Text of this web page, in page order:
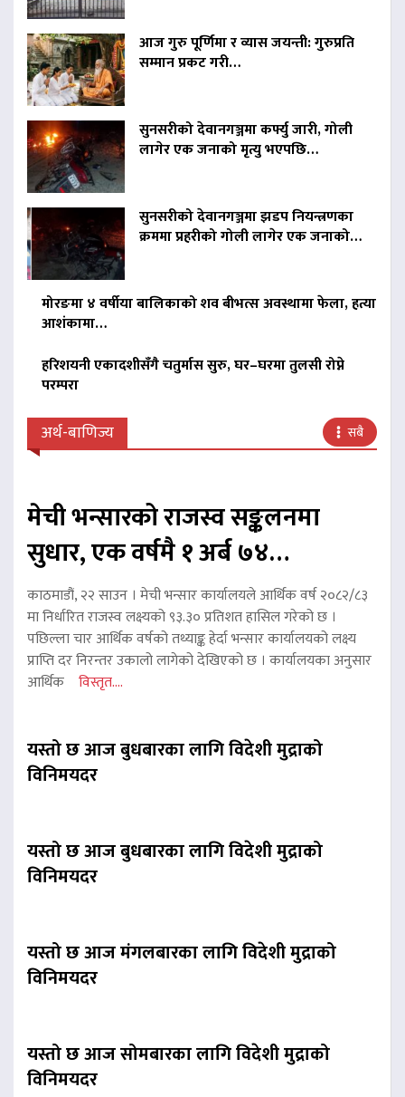
आज गुरु पूर्णिमा र व्यास जयन्ती: गुरुप्रति
सम्मान प्रकट गरी…
सुनसरीको देवानगञ्जमा कर्फ्यु जारी, गोली
लागेर एक जनाको मृत्यु भएपछि…
सुनसरीको देवानगञ्जमा झडप नियन्त्रणका
क्रममा प्रहरीको गोली लागेर एक जनाको…
मोरङमा ४ वर्षीया बालिकाको शव बीभत्स अवस्थामा फेला, हत्या
आशंकामा…
हरिशयनी एकादशीसँगै चतुर्मास सुरु, घर–घरमा तुलसी रोप्ने
परम्परा
अर्थ-बाणिज्य सबै
मेची भन्सारको राजस्व सङ्कलनमा
सुधार, एक वर्षमै १ अर्ब ७४…
काठमाडौं, २२ साउन । मेची भन्सार कार्यालयले आर्थिक वर्ष २०८२/८३
मा निर्धारित राजस्व लक्ष्यको ९३.३० प्रतिशत हासिल गरेको छ ।
पछिल्ला चार आर्थिक वर्षको तथ्याङ्क हेर्दा भन्सार कार्यालयको लक्ष्य
प्राप्ति दर निरन्तर उकालो लागेको देखिएको छ । कार्यालयका अनुसार
आर्थिक विस्तृत....
यस्तो छ आज बुधबारका लागि विदेशी मुद्राको
विनिमयदर
यस्तो छ आज बुधबारका लागि विदेशी मुद्राको
विनिमयदर
यस्तो छ आज मंगलबारका लागि विदेशी मुद्राको
विनिमयदर
यस्तो छ आज सोमबारका लागि विदेशी मुद्राको
विनिमयदर